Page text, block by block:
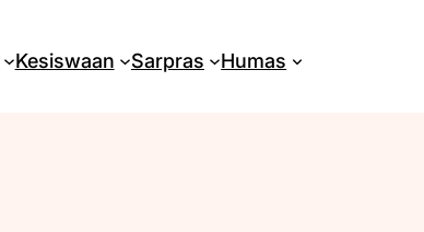
Kesiswaan Sarpras Humas